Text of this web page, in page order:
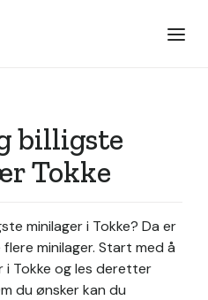
billigste
Tokke
minilager i Tokke? Da er
minilager. Start med å
i Tokke og les deretter
du ønsker kan du